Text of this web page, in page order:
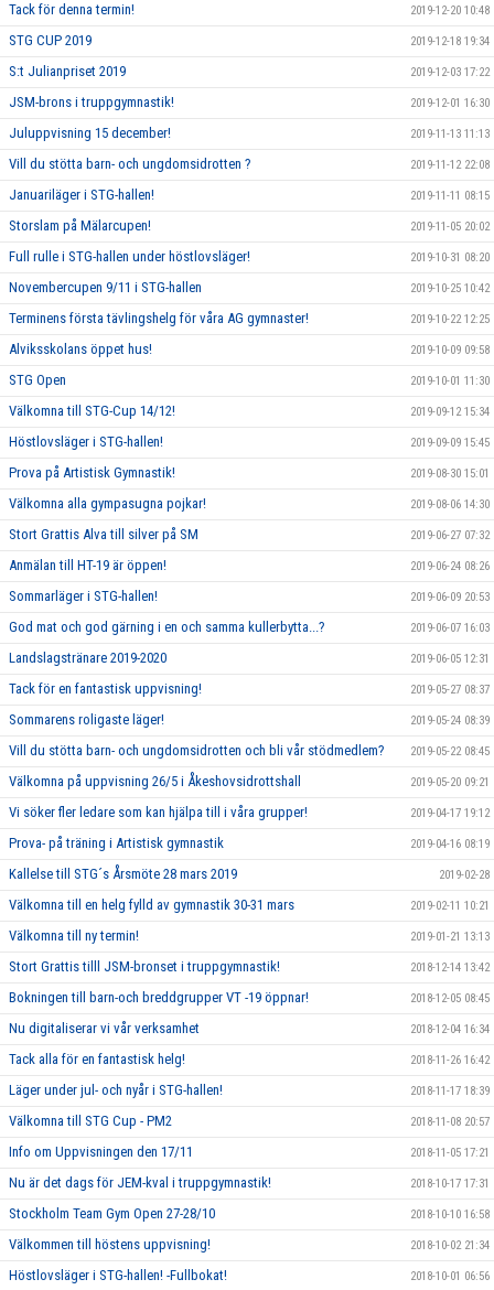
Tack för denna termin! 2019-12-20 10:48
STG CUP 2019 2019-12-18 19:34
S:t Julianpriset 2019 2019-12-03 17:22
JSM-brons i truppgymnastik! 2019-12-01 16:30
Juluppvisning 15 december! 2019-11-13 11:13
Vill du stötta barn- och ungdomsidrotten ? 2019-11-12 22:08
Januariläger i STG-hallen! 2019-11-11 08:15
Storslam på Mälarcupen! 2019-11-05 20:02
Full rulle i STG-hallen under höstlovsläger! 2019-10-31 08:20
Novembercupen 9/11 i STG-hallen 2019-10-25 10:42
Terminens första tävlingshelg för våra AG gymnaster! 2019-10-22 12:25
Alviksskolans öppet hus! 2019-10-09 09:58
STG Open 2019-10-01 11:30
Välkomna till STG-Cup 14/12! 2019-09-12 15:34
Höstlovsläger i STG-hallen! 2019-09-09 15:45
Prova på Artistisk Gymnastik! 2019-08-30 15:01
Välkomna alla gympasugna pojkar! 2019-08-06 14:30
Stort Grattis Alva till silver på SM 2019-06-27 07:32
Anmälan till HT-19 är öppen! 2019-06-24 08:26
Sommarläger i STG-hallen! 2019-06-09 20:53
God mat och god gärning i en och samma kullerbytta...? 2019-06-07 16:03
Landslagstränare 2019-2020 2019-06-05 12:31
Tack för en fantastisk uppvisning! 2019-05-27 08:37
Sommarens roligaste läger! 2019-05-24 08:39
Vill du stötta barn- och ungdomsidrotten och bli vår stödmedlem? 2019-05-22 08:45
Välkomna på uppvisning 26/5 i Åkeshovsidrottshall 2019-05-20 09:21
Vi söker fler ledare som kan hjälpa till i våra grupper! 2019-04-17 19:12
Prova- på träning i Artistisk gymnastik 2019-04-16 08:19
Kallelse till STG´s Årsmöte 28 mars 2019 2019-02-28
Välkomna till en helg fylld av gymnastik 30-31 mars 2019-02-11 10:21
Välkomna till ny termin! 2019-01-21 13:13
Stort Grattis tilll JSM-bronset i truppgymnastik! 2018-12-14 13:42
Bokningen till barn-och breddgrupper VT -19 öppnar! 2018-12-05 08:45
Nu digitaliserar vi vår verksamhet 2018-12-04 16:34
Tack alla för en fantastisk helg! 2018-11-26 16:42
Läger under jul- och nyår i STG-hallen! 2018-11-17 18:39
Välkomna till STG Cup - PM2 2018-11-08 20:57
Info om Uppvisningen den 17/11 2018-11-05 17:21
Nu är det dags för JEM-kval i truppgymnastik! 2018-10-17 17:31
Stockholm Team Gym Open 27-28/10 2018-10-10 16:58
Välkommen till höstens uppvisning! 2018-10-02 21:34
Höstlovsläger i STG-hallen! -Fullbokat! 2018-10-01 06:56